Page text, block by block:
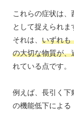
これらの症状は
として捉えられま
それは、 いずれも
の大切な物質が、
れている点です。
例えば、長引く下
の機能低下による